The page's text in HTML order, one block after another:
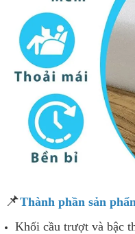
📌Thành phần sản
Khối cầu trượt và bậc